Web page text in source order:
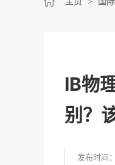
IB物
别？
发布时间